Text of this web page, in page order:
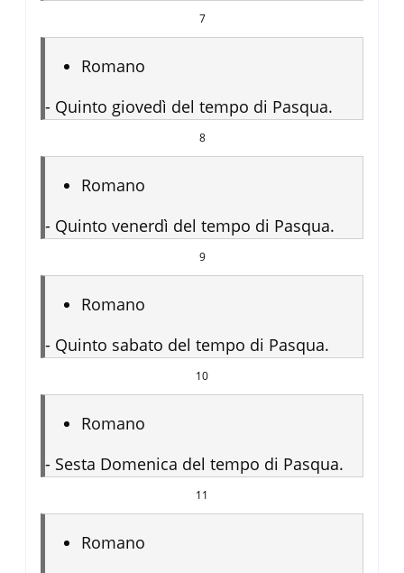
7
Romano
- Quinto giovedì del tempo di Pasqua.
8
Romano
- Quinto venerdì del tempo di Pasqua.
9
Romano
- Quinto sabato del tempo di Pasqua.
10
Romano
- Sesta Domenica del tempo di Pasqua.
11
Romano